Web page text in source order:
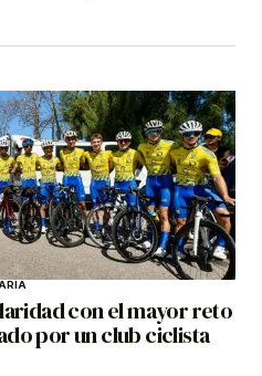
con el mayor reto
por un club ciclista